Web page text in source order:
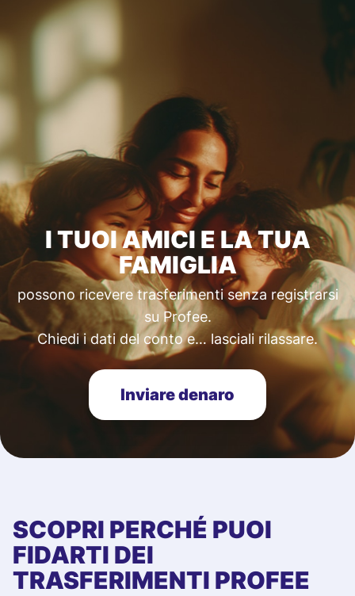
I TUOI AMICI E LA TUA
FAMIGLIA
possono ricevere trasferimenti senza registrarsi
su Profee.
Chiedi i dati del conto e… lasciali rilassare.
Inviare denaro
SCOPRI PERCHÉ PUOI
FIDARTI DEI
TRASFERIMENTI PROFEE